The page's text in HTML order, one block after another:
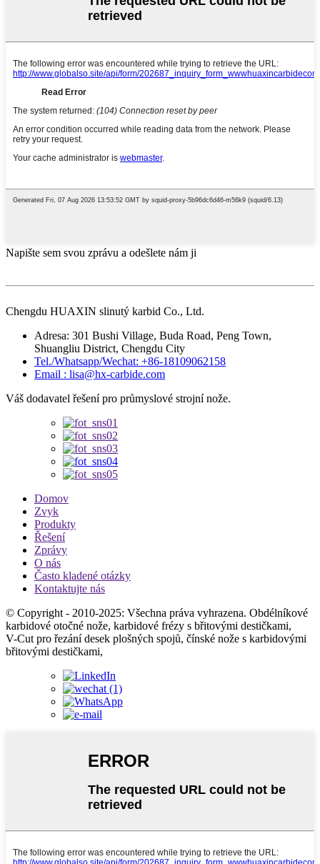
Napište sem svou zprávu a odešlete nám ji
Chengdu HUAXIN slinutý karbid Co., Ltd.
Adresa: 301 Bushi Village, Buda Road, Peng Town,
Shuangliu District, Chengdu City
Tel./Whatsapp/Wechat: +86-18109062158
Email : lisa@hx-carbide.com
Váš dodavatel řešení pro průmyslové strojní nože.
Domov
Zvyk
Produkty
Řešení
Zprávy
O nás
Často kladené otázky
Kontaktujte nás
© Copyright - 2010-2025: Všechna práva vyhrazena. Obdélníkové
karbidové otočné nože, karbidové frézy s břitovými destičkami,
V-Cut pro řezání desek plošných spojů, čínské nože s karbidovými
břitovými destičkami,